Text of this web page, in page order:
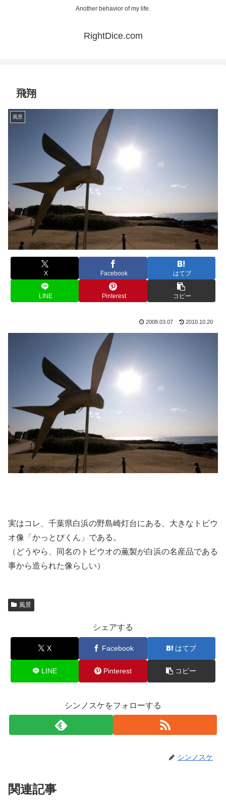
Another behavior of my life.
RightDice.com
飛翔
風景
X Facebook はてブ
LINE Pinterest コピー
2008.03.07 2010.10.20
実はコレ、千葉県白浜の野島崎灯台にある、大きなトビウ
オ像「かっとびくん」である。
（どうやら、同名のトビウオの薫製が白浜の名産品である
事から造られた像らしい）
風景
シェアする
X Facebook はてブ
LINE Pinterest コピー
シンノスケをフォローする
シンノスケ
関連記事